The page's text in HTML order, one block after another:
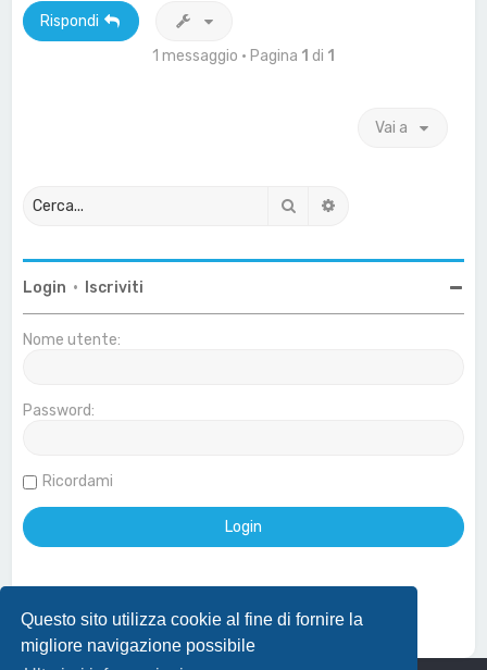
Questo sito utilizza cookie al fine di fornire la
migliore navigazione possibile
Rispondi
1 messaggio • Pagina 1 di 1
Vai a
Cerca
Login • Iscriviti
Nome utente:
Password:
Ricordami
Effettua login con account Google